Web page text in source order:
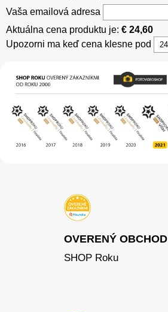
Vaša emailová adresa
Aktuálna cena produktu je: € 24,60
Upozorni ma keď cena klesne pod
OVERENÝ OBCHOD
SHOP Roku